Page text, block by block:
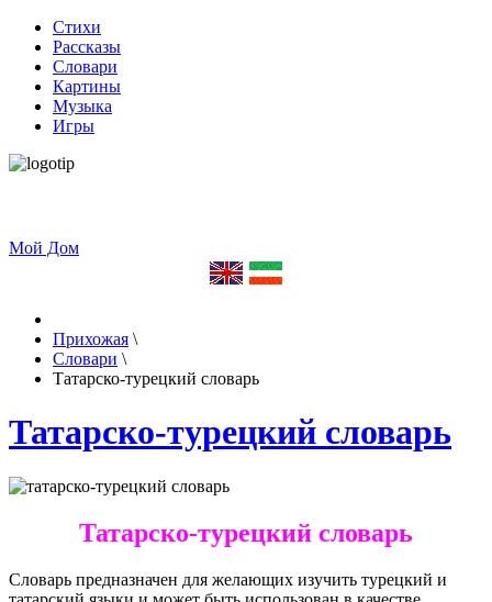
Стихи
Рассказы
Словари
Картины
Музыка
Игры
Мой Дом
Прихожая \
Словари \
Татарско-турецкий словарь
Татарско-турецкий словарь
Татарско-турецкий словарь
Словарь предназначен для желающих изучить турецкий и